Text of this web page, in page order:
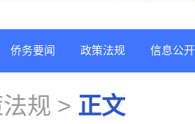
侨务要闻 政策法规 信息公开
规 > 正文